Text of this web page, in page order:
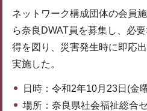
ネットワーク構成団体の会員
ら奈良DWAT員を募集し、必
得を図り、災害発生時に即応
実施した。
日時：令和2年10月23日(金
場所：奈良県社会福祉総合